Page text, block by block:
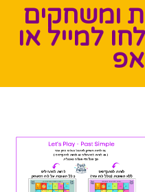
ומשחקים
למייל או